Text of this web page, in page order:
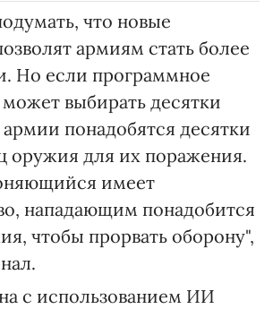
что новые
армиям стать более
Но если программное
выбирать десятки
понадобятся десятки
оружия для их поражения.
имеет
нападающим понадобится
чтобы прорвать оборону",
с использованием ИИ